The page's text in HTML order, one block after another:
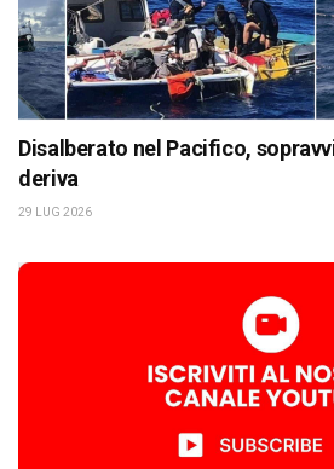
Disalberato nel Pacifico,
deriva
29 LUG 2026